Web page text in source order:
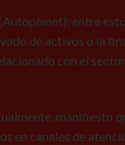
entre
de activos o la
con el
manifiesto
en canales de